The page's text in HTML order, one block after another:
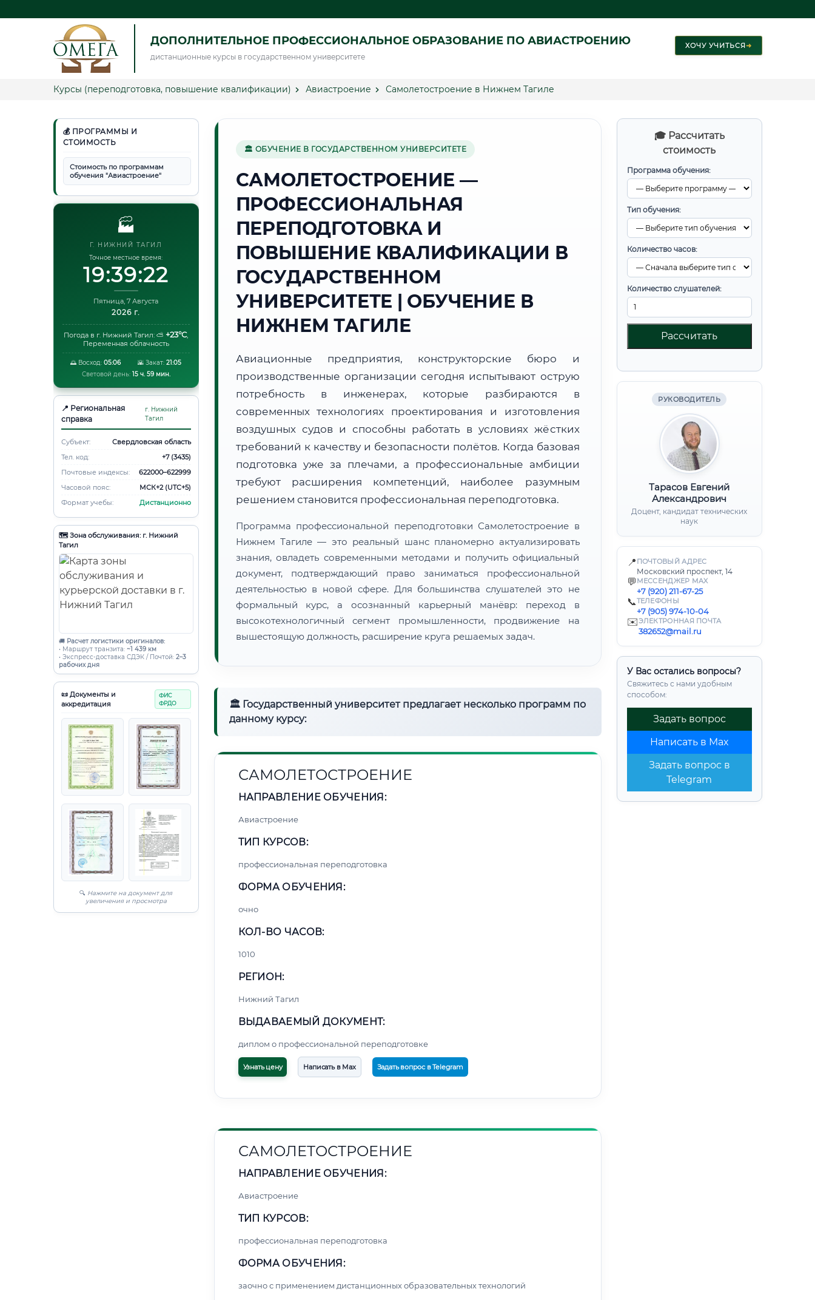
ДОПОЛНИТЕЛЬНОЕ ПРОФЕССИОНАЛЬНОЕ ОБРАЗОВАНИЕ ПО АВИАСТРОЕНИЮ
дистанционные курсы в государственном университете
ХОЧУ УЧИТЬСЯ➜
Курсы (переподготовка, повышение квалификации) Авиастроение Самолетостроение в Нижнем Тагиле
💰 ПРОГРАММЫ И
СТОИМОСТЬ
Стоимость по программам
обучения "Авиастроение"
🏭
Г. НИЖНИЙ ТАГИЛ
Точное местное время:
19:39:23
Пятница, 7 Августа
2026 г.
Погода в г. Нижний Тагил: ⛅ +23°C,
Переменная облачность
🌅 Восход:05:06 🌇 Закат: 21:05
Световой день: 15 ч. 59 мин.
📍 Региональная
справка
г. Нижний
Тагил
Субъект:
Свердловская область
Тел. код:
+7 (3435)
Почтовые индексы:
622000–622999
Часовой пояс:
МСК+2 (UTC+5)
Формат учебы:
Дистанционно
🗺️ Зона обслуживания: г. Нижний
Тагил
🚚 Расчет логистики оригиналов:
• Маршрут транзита: ~1 439 км
• Экспресс-доставка СДЭК / Почтой: 2–3
рабочих дня
📜 Документы и
аккредитация
ФИС
ФРДО
🔍 Нажмите на документ для
увеличения и просмотра
🎓 Рассчитать
стоимость
Программа обучения:
Тип обучения:
Количество часов:
Количество слушателей:
Рассчитать
РУКОВОДИТЕЛЬ
Тарасов Евгений
Александрович
Доцент, кандидат технических
наук
📍 ПОЧТОВЫЙ АДРЕС
Московский проспект, 14
💬 МЕССЕНДЖЕР MAX
+7 (920) 211-67-25
📞ТЕЛЕФОНЫ
+7 (905) 974-10-04
✉️ЭЛЕКТРОННАЯ ПОЧТА
382652@mail.ru
У Вас остались вопросы?
Свяжитесь с нами удобным
способом:
Задать вопрос
Написать в Max
Задать вопрос в
Telegram
🏛 ОБУЧЕНИЕ В ГОСУДАРСТВЕННОМ УНИВЕРСИТЕТЕ
САМОЛЕТОСТРОЕНИЕ —
ПРОФЕССИОНАЛЬНАЯ
ПЕРЕПОДГОТОВКА И
ПОВЫШЕНИЕ КВАЛИФИКАЦИИ В
ГОСУДАРСТВЕННОМ
УНИВЕРСИТЕТЕ | ОБУЧЕНИЕ В
НИЖНЕМ ТАГИЛЕ
Авиационные предприятия, конструкторские бюро и
производственные организации сегодня испытывают острую
потребность в инженерах, которые разбираются в
современных технологиях проектирования и изготовления
воздушных судов и способны работать в условиях жёстких
требований к качеству и безопасности полётов. Когда базовая
подготовка уже за плечами, а профессиональные амбиции
требуют расширения компетенций, наиболее разумным
решением становится профессиональная переподготовка.
Программа профессиональной переподготовки Самолетостроение в
Нижнем Тагиле — это реальный шанс планомерно актуализировать
знания, овладеть современными методами и получить официальный
документ, подтверждающий право заниматься профессиональной
деятельностью в новой сфере. Для большинства слушателей это не
формальный курс, а осознанный карьерный манёвр: переход в
высокотехнологичный сегмент промышленности, продвижение на
вышестоящую должность, расширение круга решаемых задач.
🏛 Государственный университет предлагает несколько программ по
данному курсу:
САМОЛЕТОСТРОЕНИЕ
НАПРАВЛЕНИЕ ОБУЧЕНИЯ:
Авиастроение
ТИП КУРСОВ:
профессиональная переподготовка
ФОРМА ОБУЧЕНИЯ:
очно
КОЛ-ВО ЧАСОВ:
1010
РЕГИОН:
Нижний Тагил
ВЫДАВАЕМЫЙ ДОКУМЕНТ:
диплом о профессиональной переподготовке
Узнать цену Написать в Max Задать вопрос в Telegram
САМОЛЕТОСТРОЕНИЕ
НАПРАВЛЕНИЕ ОБУЧЕНИЯ:
Авиастроение
ТИП КУРСОВ:
профессиональная переподготовка
ФОРМА ОБУЧЕНИЯ:
заочно с применением дистанционных образовательных технологий